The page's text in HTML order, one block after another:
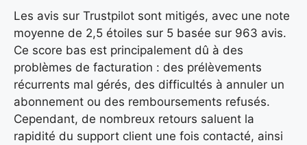
Les avis sur Trustpilot sont mitigés, avec une note
moyenne de 2,5 étoiles sur 5 basée sur 963 avis.
Ce score bas est principalement dû à des
problèmes de facturation : des prélèvements
récurrents mal gérés, des difficultés à annuler un
abonnement ou des remboursements refusés.
Cependant, de nombreux retours saluent la
rapidité du support client une fois contacté, ainsi